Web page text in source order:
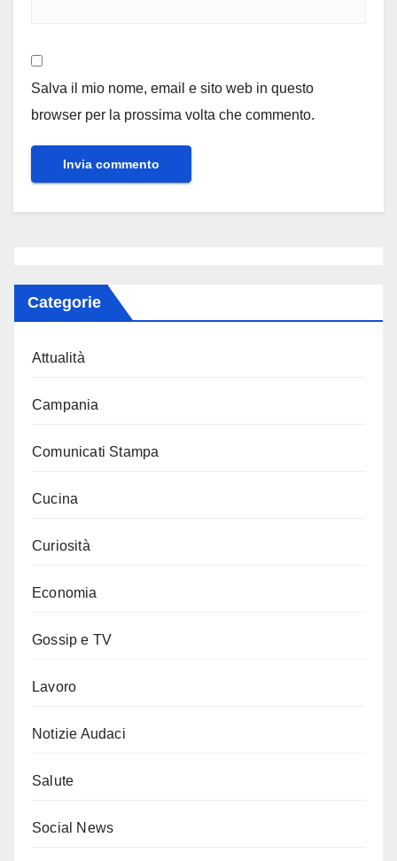
Salva il mio nome, email e sito web in questo
browser per la prossima volta che commento.
Categorie
Attualità
Campania
Comunicati Stampa
Cucina
Curiosità
Economia
Gossip e TV
Lavoro
Notizie Audaci
Salute
Social News